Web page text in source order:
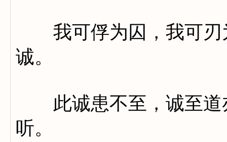
我可俘为囚，我可刃
诚。
此诚患不至，诚至道
听。